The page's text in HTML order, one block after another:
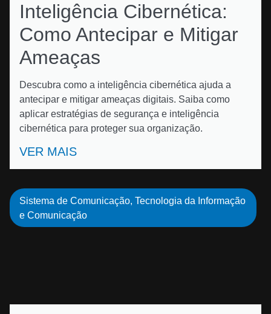
Inteligência Cibernética:
Como Antecipar e Mitigar
Ameaças
Descubra como a inteligência cibernética ajuda a
antecipar e mitigar ameaças digitais. Saiba como
aplicar estratégias de segurança e inteligência
cibernética para proteger sua organização.
VER MAIS
Sistema de Comunicação, Tecnologia da Informação
e Comunicação